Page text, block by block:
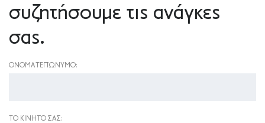
συζητήσουμε τις ανάγκες
σας.
ΟΝΟΜΑΤΕΠΏΝΥΜΟ:
ΤΟ ΚΙΝΗΤΌ ΣΑΣ: